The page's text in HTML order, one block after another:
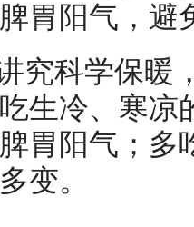
胃阳气，避
究科学保暖
生冷、寒
胃阳气；多
变。